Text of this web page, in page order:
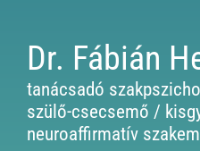
Dr. Fábián
tanácsadó
szülő-csecsemő /
neuroaffirmatív